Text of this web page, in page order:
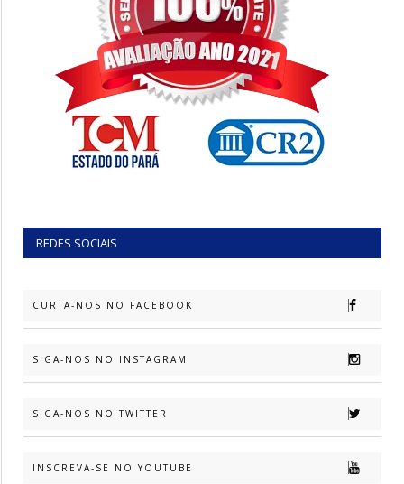
REDES SOCIAIS
CURTA-NOS NO FACEBOOK
SIGA-NOS NO INSTAGRAM
SIGA-NOS NO TWITTER
INSCREVA-SE NO YOUTUBE